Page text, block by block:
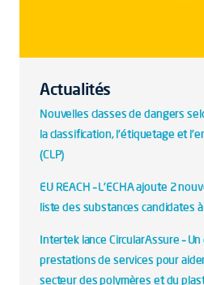
Actualités
Nouvelles classes de dangers
la classification, l'étiquetage et
(CLP)
EU REACH – L'ECHA ajoute 2
liste des substances candidates
Intertek lance CircularAssure –
prestations de services pour
secteur des polymères et du